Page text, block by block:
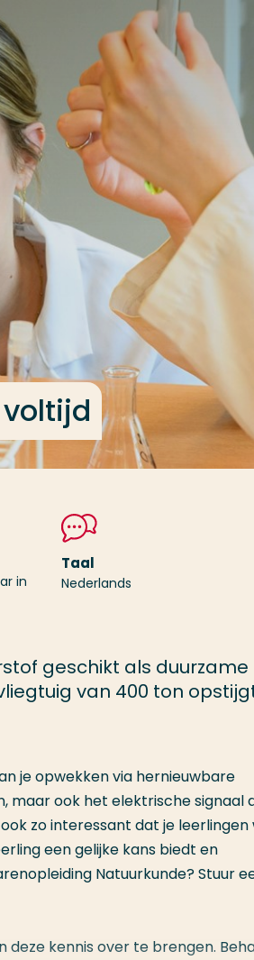
in
Taal
Nederlands
geschikt als duurzame
van 400 ton
je opwekken via hernieuwbare
maar ook het elektrische signaal
zo interessant dat je leerlingen
een gelijke kans biedt en
Natuurkunde? Stuur
kennis over te brengen.